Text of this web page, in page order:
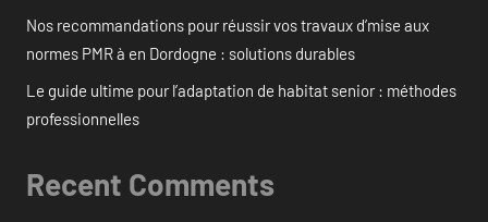
Nos recommandations pour réussir vos travaux d’mise aux
normes PMR à en Dordogne : solutions durables
Le guide ultime pour l’adaptation de habitat senior : méthodes
professionnelles
Recent Comments